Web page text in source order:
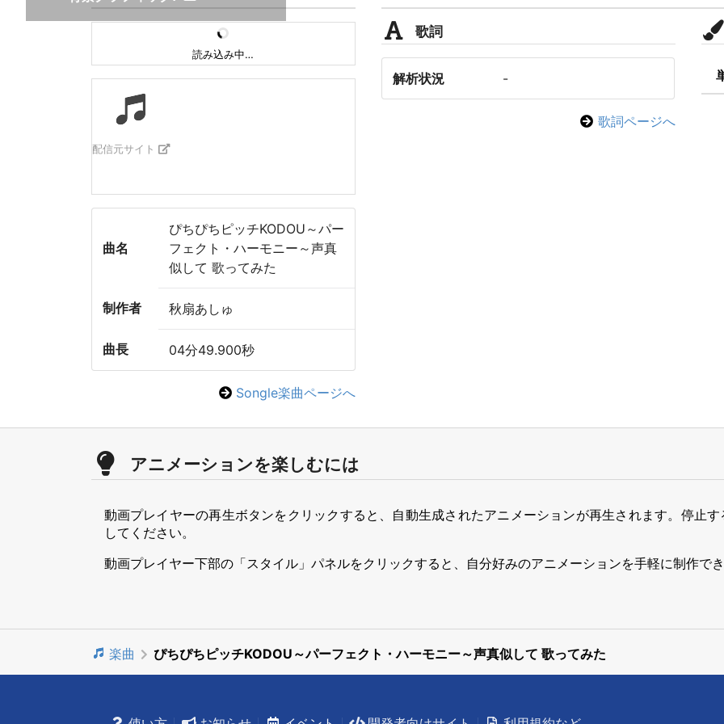
読み込み中…
配信元サイト
曲名
ぴちぴちピッチKODOU～パー
フェクト・ハーモニー～声真
似して 歌ってみた
制作者 秋扇あしゅ
曲長 04分49.900秒
Songle楽曲ページへ
歌詞
解析状況 -
歌詞ページへ
アニメーションを楽しむには
動画プレイヤーの再生ボタンをクリックすると、自動生成されたアニメーションが再生されます。停止
してください。
動画プレイヤー下部の「スタイル」パネルをクリックすると、自分好みのアニメーションを手軽に制作でき
楽曲 ぴちぴちピッチKODOU～パーフェクト・ハーモニー～声真似して 歌ってみた